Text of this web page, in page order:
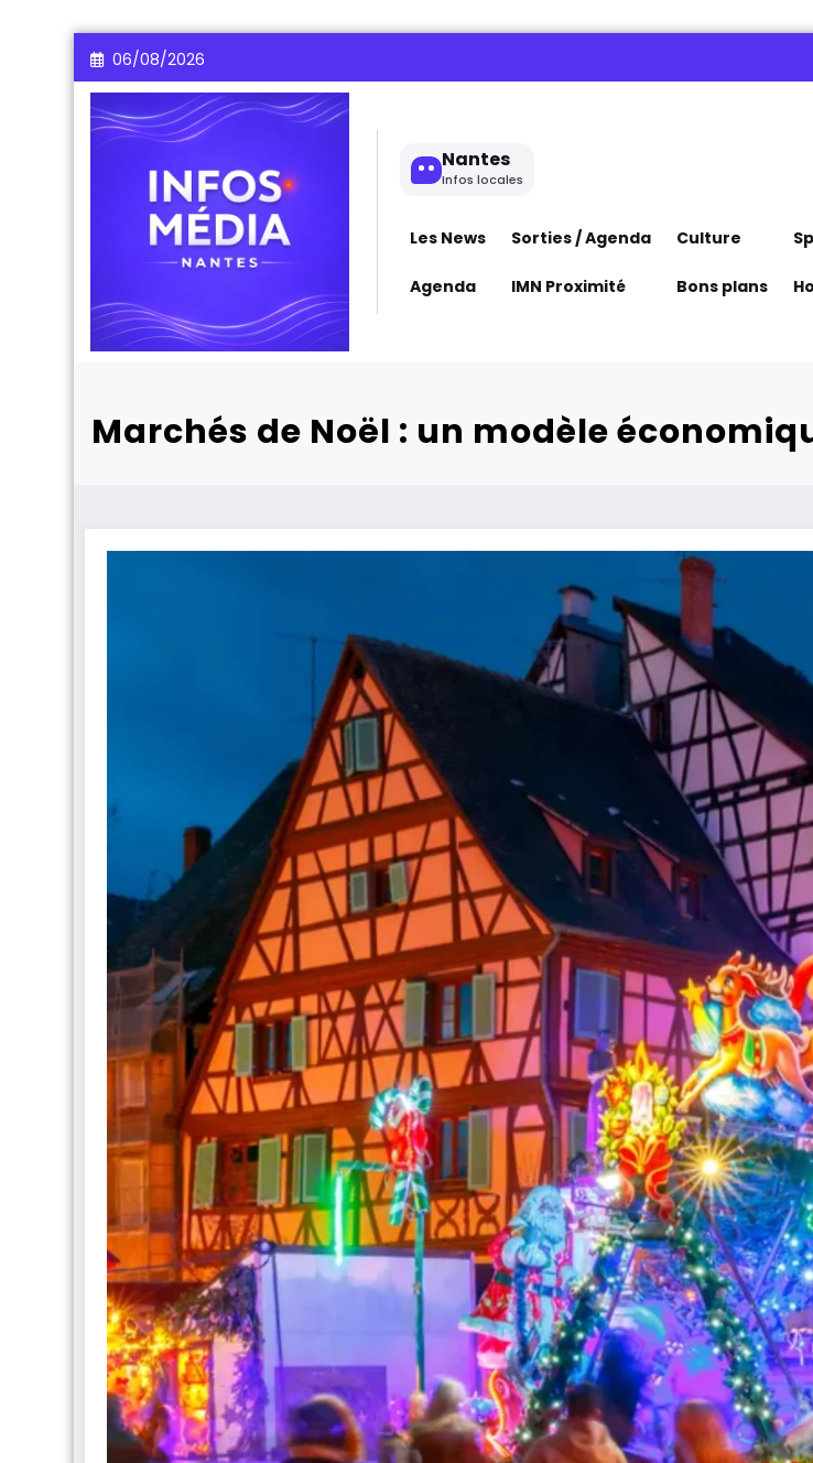
Aller
au
contenu
06/08/2026
Nantes
Infos locales
Les News Sorties / Agenda Culture
Agenda IMN Proximité Bons plans
Marchés de Noël : un modèle